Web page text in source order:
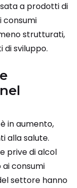
a prodotti di
consumi
strutturati,
sviluppo.
è in aumento,
alla salute.
prive di alcol
consumi
settore hanno